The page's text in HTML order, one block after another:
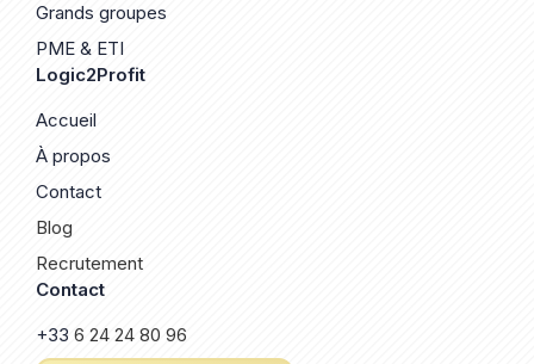
Grands groupes
PME & ETI
Logic2Profit
Accueil
À propos
Contact
Blog
Recrutement
Contact
+33 6 24 24 80 96